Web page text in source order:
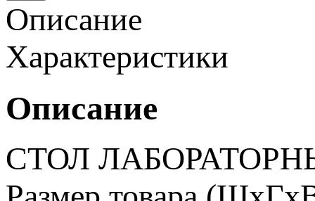
Описание
Характеристики
Описание
СТОЛ